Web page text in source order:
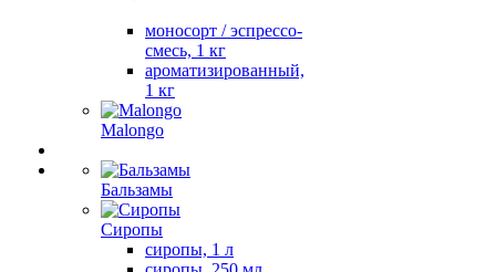
моносорт / эспрессо-
смесь, 1 кг
ароматизированный,
1 кг
Malongo
Бальзамы
Сиропы
сиропы, 1 л